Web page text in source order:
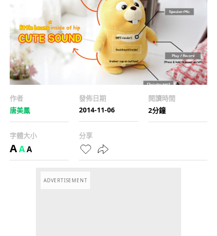
作者
唐美鳳
發佈日期
2014-11-06
閱讀時間
2分鐘
字體大小
AAA
分享
ADVERTISEMENT